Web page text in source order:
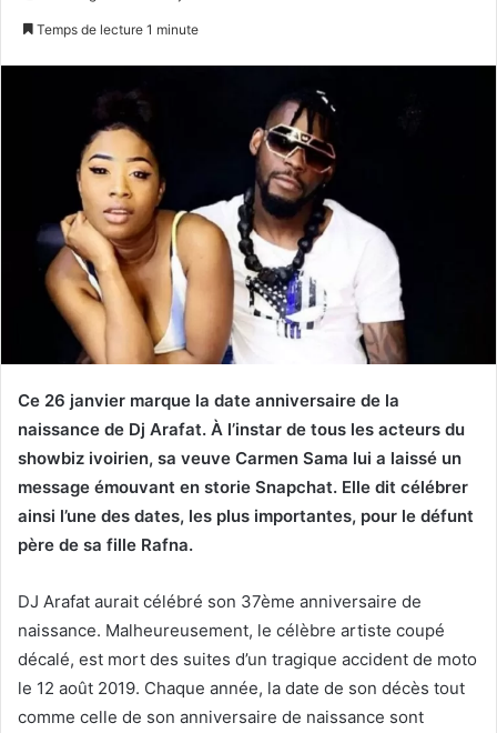
Temps de lecture 1 minute
Ce 26 janvier marque la date anniversaire de la
naissance de Dj Arafat. À l’instar de tous les acteurs du
showbiz ivoirien, sa veuve Carmen Sama lui a laissé un
message émouvant en storie Snapchat. Elle dit célébrer
ainsi l’une des dates, les plus importantes, pour le défunt
père de sa fille Rafna.
DJ Arafat aurait célébré son 37ème anniversaire de
naissance. Malheureusement, le célèbre artiste coupé
décalé, est mort des suites d’un tragique accident de moto
le 12 août 2019. Chaque année, la date de son décès tout
comme celle de son anniversaire de naissance sont